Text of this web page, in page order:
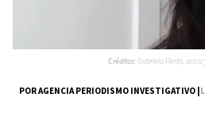
POR AGENCIA PERIODISMO INVESTIGATIVO |
Créditos:Gabriela Fleritt,